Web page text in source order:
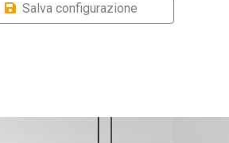
Salva configurazione